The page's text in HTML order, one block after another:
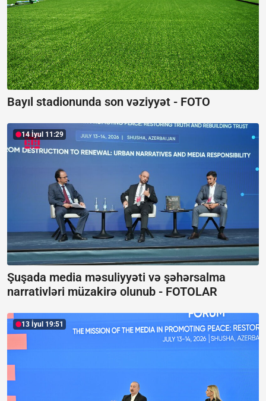
Bayıl stadionunda son vəziyyət - FOTO
14 İyul 11:29
Şuşada media məsuliyyəti və şəhərsalma
narrativləri müzakirə olunub - FOTOLAR
13 İyul 19:51